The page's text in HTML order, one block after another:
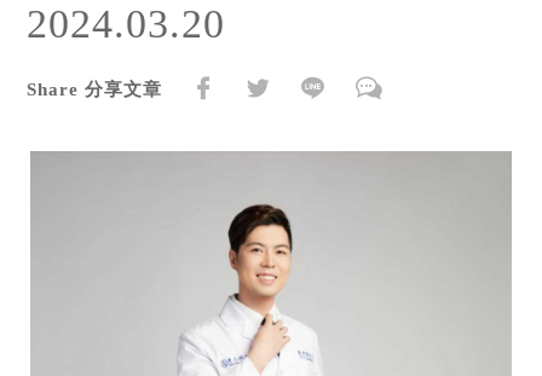
2024.03.20
Share 分享文章